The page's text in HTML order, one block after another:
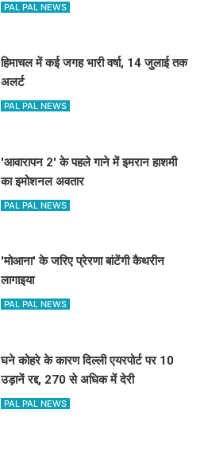
PAL PAL NEWS
हिमाचल में कई जगह भारी वर्षा, 14 जुलाई तक
अलर्ट
PAL PAL NEWS
'आवारापन 2' के पहले गाने में इमरान हाशमी
का इमोशनल अवतार
PAL PAL NEWS
'मोआना' के जरिए प्रेरणा बांटेंगी कैथरीन
लागाइया
PAL PAL NEWS
घने कोहरे के कारण दिल्ली एयरपोर्ट पर 10
उड़ानें रद्द, 270 से अधिक में देरी
PAL PAL NEWS